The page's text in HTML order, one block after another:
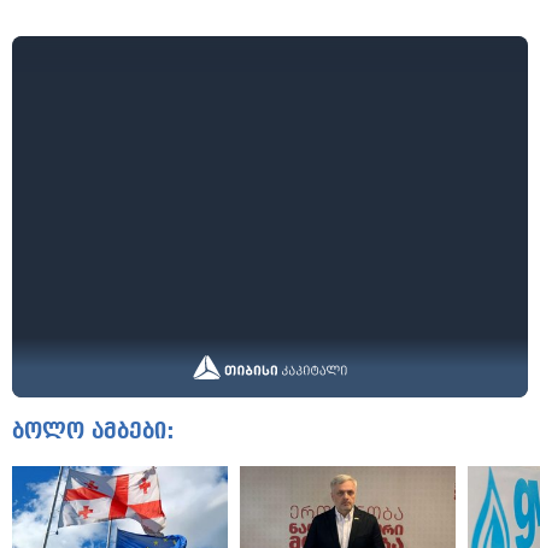
ბოლო ამბები: